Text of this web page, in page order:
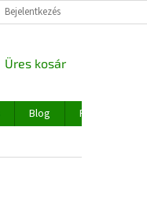
Bejelentkezés
KOSÁR
Üres kosár
Blog
Rólunk